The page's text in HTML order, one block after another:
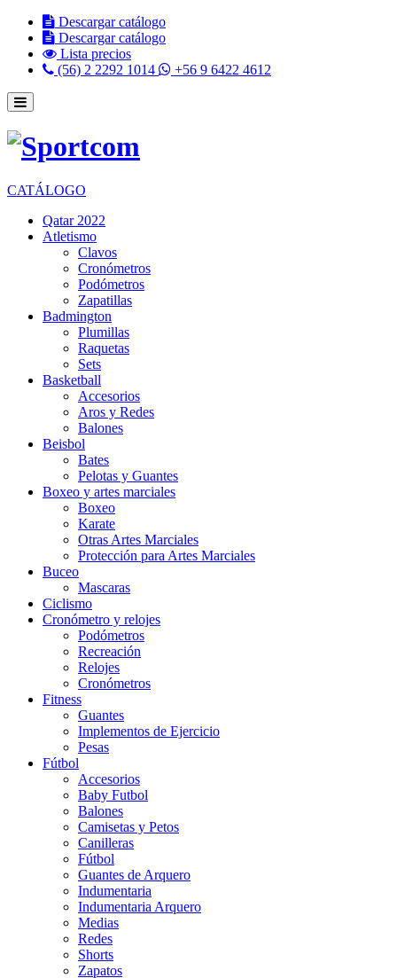
Descargar catálogo
Descargar catálogo
Lista precios
(56) 2 2292 1014
+56 9 6422 4612
CATÁLOGO
Qatar 2022
Atletismo
Clavos
Cronómetros
Podómetros
Zapatillas
Badmington
Plumillas
Raquetas
Sets
Basketball
Accesorios
Aros y Redes
Balones
Beisbol
Bates
Pelotas y Guantes
Boxeo y artes marciales
Boxeo
Karate
Otras Artes Marciales
Protección para Artes Marciales
Buceo
Mascaras
Ciclismo
Cronómetro y relojes
Podómetros
Recreación
Relojes
Cronómetros
Fitness
Guantes
Implementos de Ejercicio
Pesas
Fútbol
Accesorios
Baby Futbol
Balones
Camisetas y Petos
Canilleras
Fútbol
Guantes de Arquero
Indumentaria
Indumentaria Arquero
Medias
Redes
Shorts
Zapatos